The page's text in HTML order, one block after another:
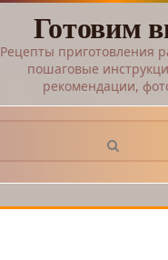
Готовим
Рецепты приготовления
пошаговые
рекомендации,